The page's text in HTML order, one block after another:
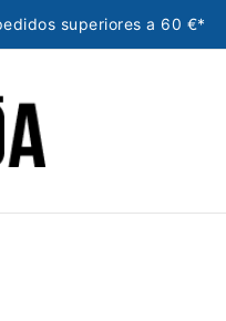
superiores a 60 €*